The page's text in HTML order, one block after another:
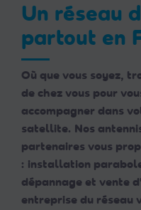
Un réseau
partout en
Où que vous soyez,
de chez vous pour
accompagner dans
satellite. Nos
partenaires vous
: installation
dépannage et vente
entreprise du réseau